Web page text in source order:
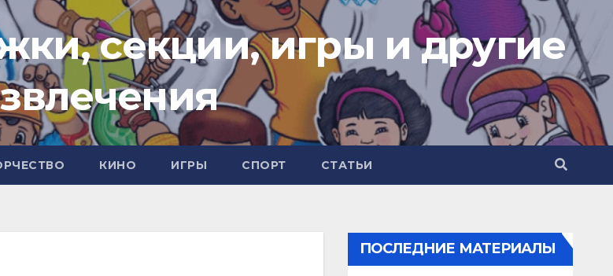
секции, игры и другие
КИНО ИГРЫ СПОРТ СТАТЬИ
ПОСЛЕДНИЕ МАТЕРИАЛЫ